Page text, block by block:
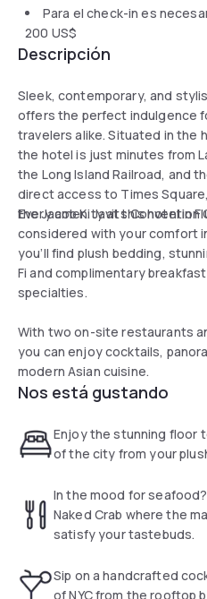
Para el check-in es
200 US$
Descripción
Sleek, contemporary, and
offers the perfect indulgence
travelers alike. Situated in the
the hotel is just minutes from
the Long Island Railroad, and
direct access to Times
the Jacob K. Javits
Every amenity at this hotel in
considered with your comfort
you’ll find plush bedding,
Fi and complimentary
specialties.
With two on-site restaurants
you can enjoy cocktails,
modern Asian cuisine.
Nos está gustando
Enjoy the stunning floor
of the city from your
In the mood for
Naked Crab where the
satisfy your tastebuds.
Sip on a handcrafted
of NYC from the rooftop